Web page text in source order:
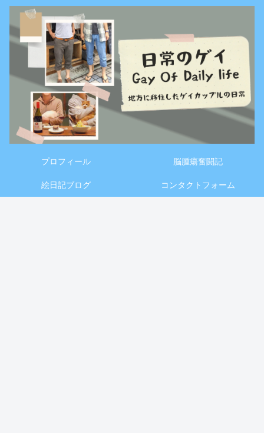
プロフィール 脳腫瘍奮闘記
絵日記ブログ コンタクトフォーム